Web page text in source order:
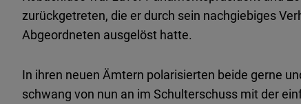
zurückgetreten, die er durch sein nachgiebiges
Abgeordneten ausgelöst hatte.
In ihren neuen Ämtern polarisierten beide gerne
schwang von nun an im Schulterschuss mit der